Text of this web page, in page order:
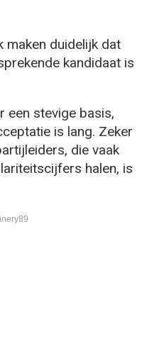
maken duidelijk dat
kandidaat is
een stevige basis,
is lang. Zeker
die vaak
halen, is